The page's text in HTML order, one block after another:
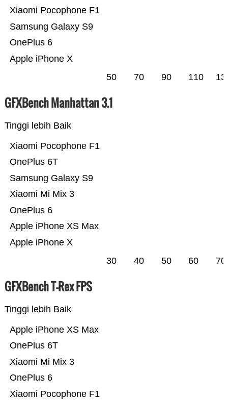
Apple iPhone X
OnePlus 6
Samsung Galaxy S9
Xiaomi Pocophone F1
50 70 90 110
GFXBench Manhattan 3.1
Tinggi lebih Baik
Apple iPhone X
Apple iPhone XS Max
OnePlus 6
Xiaomi Mi Mix 3
Samsung Galaxy S9
OnePlus 6T
Xiaomi Pocophone F1
30 40 50 60 70
GFXBench T-Rex FPS
Tinggi lebih Baik
Xiaomi Pocophone F1
OnePlus 6
Xiaomi Mi Mix 3
OnePlus 6T
Apple iPhone XS Max